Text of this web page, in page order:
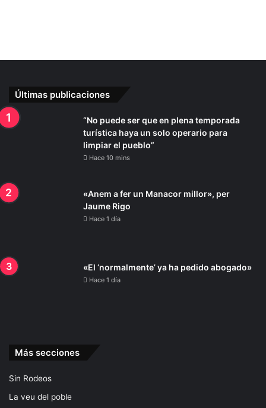
Últimas publicaciones
“No puede ser que en plena temporada
turística haya un solo operario para
limpiar el pueblo”
Hace 10 mins
«Anem a fer un Manacor millor», per
Jaume Rigo
Hace 1 día
«El ‘normalmente’ ya ha pedido abogado»
Hace 1 día
Más secciones
Sin Rodeos
La veu del poble